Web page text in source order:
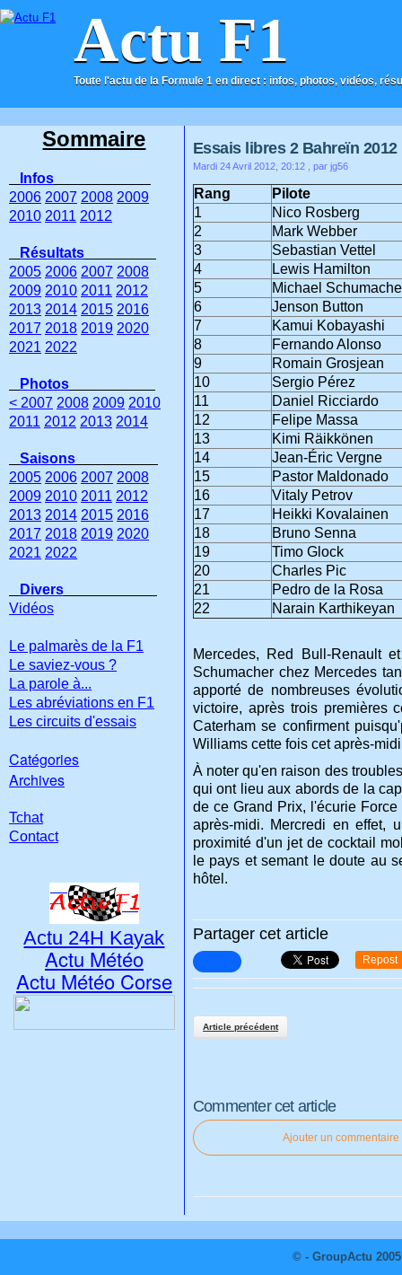
Actu F1
Toute l'actu de la Formule 1 en direct : infos, photos, vidéos,
ACCUEIL CONTACT
Essais libres 2 Bahreïn 2012
Mardi 24 Avril 2012, 20:12 , par jg56
Rang
Pilote
1
Nico Rosberg
2
Mark Webber
3
Sebastian Vettel
4
Lewis Hamilton
5
Michael
6
Jenson Button
7
Kamui Kobayashi
8
Fernando Alonso
9
Romain Grosjean
10
Sergio Pérez
11
Daniel Ricciardo
12
Felipe Massa
13
Kimi Räikkönen
14
Jean-Éric Vergne
15
Pastor Maldonado
16
Vitaly Petrov
17
Heikki Kovalainen
18
Bruno Senna
19
Timo Glock
20
Charles Pic
21
Pedro de la Rosa
22
Narain Karthikeyan
Mercedes, Red Bull-Renault
Schumacher chez Mercedes
apporté de nombreuses
victoire, après trois premières
Caterham se confirment
Williams cette fois cet après-
À noter qu'en raison des
qui ont lieu aux abords de la
de ce Grand Prix, l'écurie
après-midi. Mercredi en effet,
proximité d'un jet de cocktail
le pays et semant le doute au
hôtel.
Partager cet article
Repost
Article précédent
Commenter cet article
Ajouter un commentaire
Sommaire
Infos
2006 2007 2008 2009
2010 2011 2012
Résultats
2005 2006 2007 2008
2009 2010 2011 2012
2013 2014 2015 2016
2017 2018 2019 2020
2021 2022
Photos
< 2007 2008 2009 2010
2011 2012 2013 2014
Saisons
2005 2006 2007 2008
2009 2010 2011 2012
2013 2014 2015 2016
2017 2018 2019 2020
2021 2022
Divers
Vidéos
Le palmarès de la F1
Le saviez-vous ?
La parole à...
Les abréviations en F1
Les circuits d'essais
Catégories
Archives
Tchat
Contact
Actu 24H Kayak
Actu Météo
Actu Météo Corse
© - GroupActu